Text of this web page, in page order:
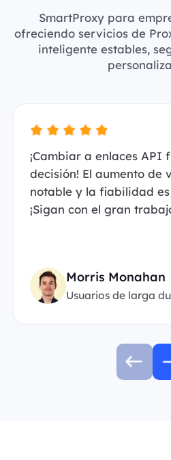
SmartProxy para
ofreciendo servicios de
inteligente estables,
¡Cambiar a enlaces API
decisión! El aumento de
notable y la fiabilidad
¡Sigan con el gran
Morris Monahan
Usuarios de larga